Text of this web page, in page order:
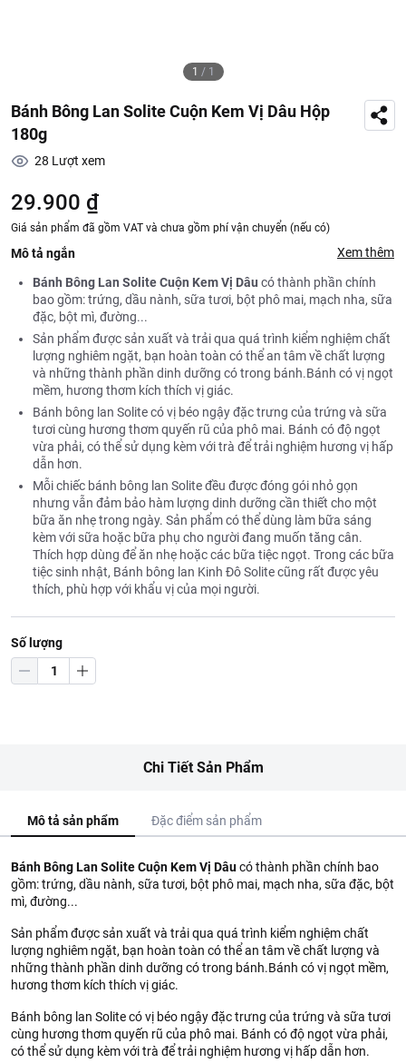
1 / 1
Bánh Bông Lan Solite Cuộn Kem Vị Dâu Hộp
180g
28 Lượt xem
29.900 ₫
Giá sản phẩm đã gồm VAT và chưa gồm phí vận chuyển (nếu có)
Mô tả ngắn Xem thêm
Bánh Bông Lan Solite Cuộn Kem Vị Dâu có thành phần chính
bao gồm: trứng, dầu nành, sữa tươi, bột phô mai, mạch nha, sữa
đặc, bột mì, đường...
Sản phẩm được sản xuất và trải qua quá trình kiểm nghiệm chất
lượng nghiêm ngặt, bạn hoàn toàn có thể an tâm về chất lượng
và những thành phần dinh dưỡng có trong bánh.Bánh có vị ngọt
mềm, hương thơm kích thích vị giác.
Bánh bông lan Solite có vị béo ngậy đặc trưng của trứng và sữa
tươi cùng hương thơm quyến rũ của phô mai. Bánh có độ ngọt
vừa phải, có thể sử dụng kèm với trà để trải nghiệm hương vị hấp
dẫn hơn.
Mỗi chiếc bánh bông lan Solite đều được đóng gói nhỏ gọn
nhưng vẫn đảm bảo hàm lượng dinh dưỡng cần thiết cho một
bữa ăn nhẹ trong ngày. Sản phẩm có thể dùng làm bữa sáng
kèm với sữa hoặc bữa phụ cho người đang muốn tăng cân.
Thích hợp dùng để ăn nhẹ hoặc các bữa tiệc ngọt. Trong các bữa
tiệc sinh nhật, Bánh bông lan Kinh Đô Solite cũng rất được yêu
thích, phù hợp với khẩu vị của mọi người.
Số lượng
Chi Tiết Sản Phẩm
Mô tả sản phẩm Đặc điểm sản phẩm
Bánh Bông Lan Solite Cuộn Kem Vị Dâucó thành phần chính bao
gồm: trứng, dầu nành, sữa tươi, bột phô mai, mạch nha, sữa đặc, bột
mì, đường...
Sản phẩm được sản xuất và trải qua quá trình kiểm nghiệm chất
lượng nghiêm ngặt, bạn hoàn toàn có thể an tâm về chất lượng và
những thành phần dinh dưỡng có trong bánh.Bánh có vị ngọt mềm,
hương thơm kích thích vị giác.
Bánh bông lan Solite có vị béo ngậy đặc trưng của trứng và sữa tươi
cùng hương thơm quyến rũ của phô mai. Bánh có độ ngọt vừa phải,
có thể sử dụng kèm với trà để trải nghiệm hương vị hấp dẫn hơn.